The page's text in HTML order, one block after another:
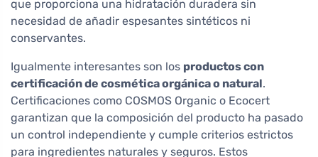
que proporciona una hidratación duradera sin
necesidad de añadir espesantes sintéticos ni
conservantes.
Igualmente interesantes son los productos con
certificación de cosmética orgánica o natural.
Certificaciones como COSMOS Organic o Ecocert
garantizan que la composición del producto ha pasado
un control independiente y cumple criterios estrictos
para ingredientes naturales y seguros. Estos